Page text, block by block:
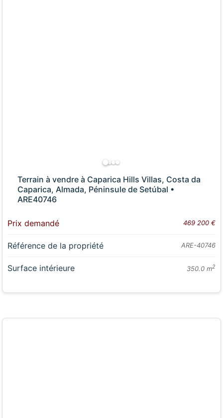
Terrain à vendre à Caparica Hills Villas, Costa da
Caparica, Almada, Péninsule de Setúbal •
ARE40746
Prix demandé 469 200 €
Référence de la propriété ARE-40746
Surface intérieure 350.0 m2